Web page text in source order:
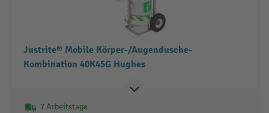
Justrite® Mobile Körper-/Augendusche-
Kombination 40K45G Hughes
7 Arbeitstage